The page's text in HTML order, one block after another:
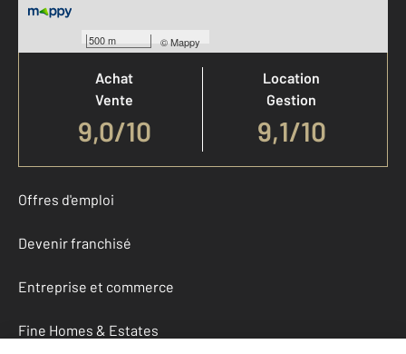
500 m ©Mappy
Votre agence est notée
Achat
Vente
9,0/10
Location
Gestion
9,1/10
Offres d'emploi
Devenir franchisé
Entreprise et commerce
Fine Homes & Estates